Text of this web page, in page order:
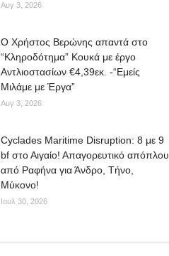
Αυγ 3, 2026
O Χρήστος Βερώνης απαντά στο
“Κληροδότημα” Κουκά με έργο
Αντλιοστασίων €4,39εκ. -“Εμείς
Μιλάμε με Έργα”
Αυγ 3, 2026
Cyclades Maritime Disruption: 8 με 9
bf στο Αιγαίο! Απαγορευτικό απόπλου
από Ραφήνα για Άνδρο, Τήνο,
Μύκονο!
Ιουλ 30, 2026